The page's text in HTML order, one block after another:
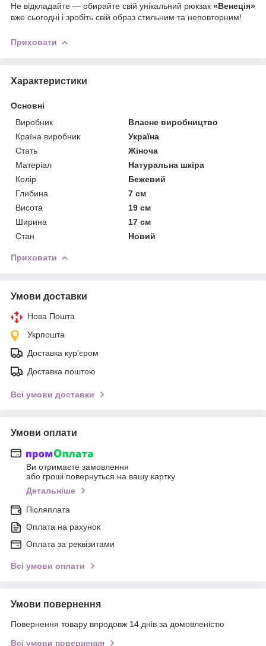
Не відкладайте — обирайте свій унікальний рюкзак «Венеція»
вже сьогодні і зробіть свій образ стильним та неповторним!
Приховати
Характеристики
Основні
Виробник
Власне виробництво
Країна виробник
Україна
Стать
Жіноча
Матеріал
Натуральна шкіра
Колір
Бежевий
Глибина
7 см
Висота
19 см
Ширина
17 см
Стан
Новий
Приховати
Умови доставки
Нова Пошта
Укрпошта
Доставка кур'єром
Доставка поштою
Всі умови доставки
Умови оплати
Ви отримаєте замовлення
або гроші повернуться на вашу картку
Детальніше
Післяплата
Оплата на рахунок
Оплата за реквізитами
Всі умови оплати
Умови повернення
Повернення товару впродовж 14 днів за домовленістю
Всі умови повернення